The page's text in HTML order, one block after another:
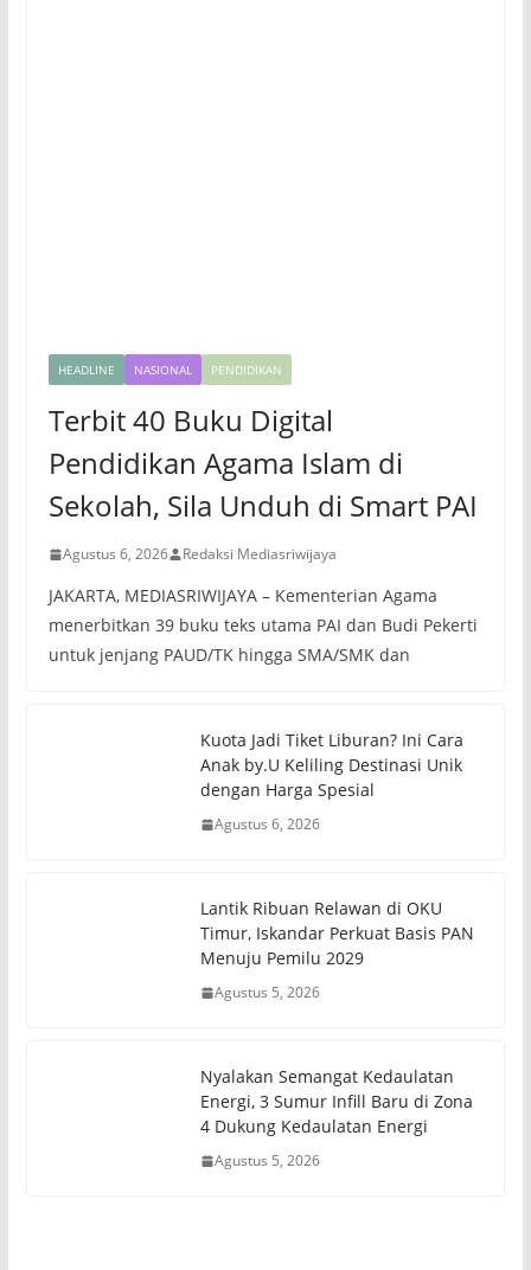
HEADLINE NASIONAL PENDIDIKAN
Terbit 40 Buku Digital
Pendidikan Agama Islam di
Sekolah, Sila Unduh di Smart PAI
Agustus 6, 2026 Redaksi Mediasriwijaya
JAKARTA, MEDIASRIWIJAYA – Kementerian Agama
menerbitkan 39 buku teks utama PAI dan Budi Pekerti
untuk jenjang PAUD/TK hingga SMA/SMK dan
Kuota Jadi Tiket Liburan? Ini Cara
Anak by.U Keliling Destinasi Unik
dengan Harga Spesial
Agustus 6, 2026
Lantik Ribuan Relawan di OKU
Timur, Iskandar Perkuat Basis PAN
Menuju Pemilu 2029
Agustus 5, 2026
Nyalakan Semangat Kedaulatan
Energi, 3 Sumur Infill Baru di Zona
4 Dukung Kedaulatan Energi
Agustus 5, 2026